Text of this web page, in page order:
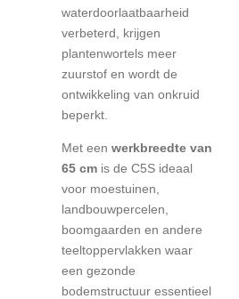
waterdoorlaatbaarheid
verbeterd, krijgen
plantenwortels meer
zuurstof en wordt de
ontwikkeling van onkruid
beperkt.
Met een werkbreedte van
65 cm is de C5S ideaal
voor moestuinen,
landbouwpercelen,
boomgaarden en andere
teeltoppervlakken waar
een gezonde
bodemstructuur essentieel